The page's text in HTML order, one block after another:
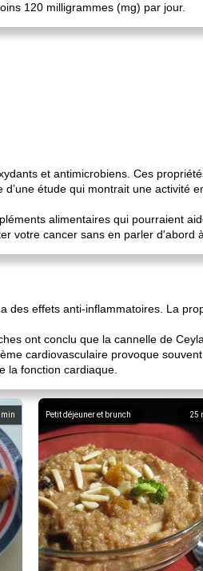
120 milligrammes (mg) par jour.
et antimicrobiens. Ces
étude qui montrait une activité
alimentaires qui pourraient
votre cancer sans en parler d'abord
des effets anti-inflammatoires. La
ont conclu que la cannelle de
cardiovasculaire provoque
la fonction cardiaque.
min 25
Petit déjeuner et brunch